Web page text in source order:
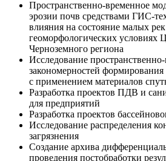
Пространственно-временное
эрозии почв средствами ГИС-
влияния на состояние малых
геоморфологических условиях
Черноземного региона
Исследование
закономерностей формирования
с применением материалов
Разработка проектов ПДВ и
для предприятий
Разработка проектов
Исследование распределения
загрязнения
Создание архива
проведения постобработки